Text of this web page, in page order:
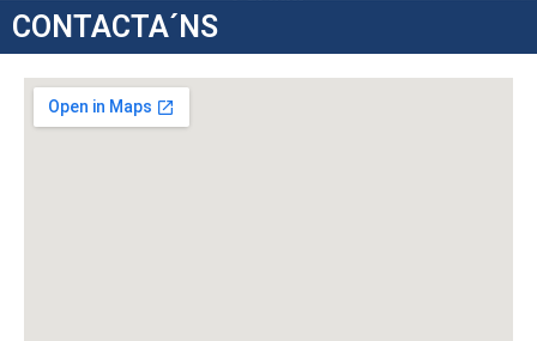
CONTACTA´NS